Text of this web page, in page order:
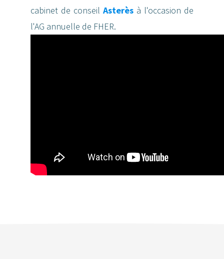
cabinet de conseil Asterès à l'occasion de
l'AG annuelle de FHER.